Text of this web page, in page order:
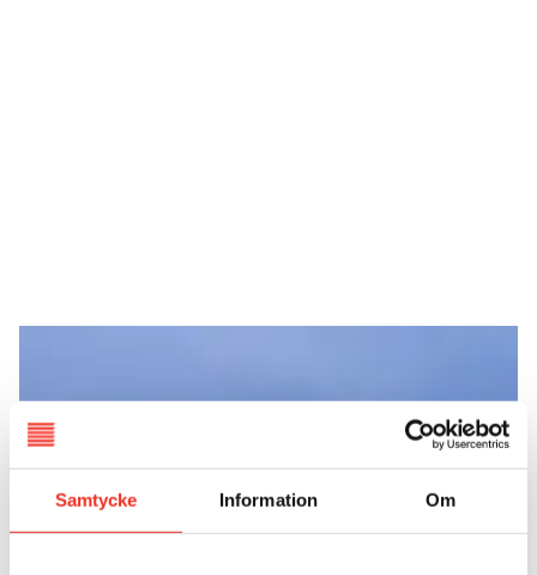
Samtycke Information Om